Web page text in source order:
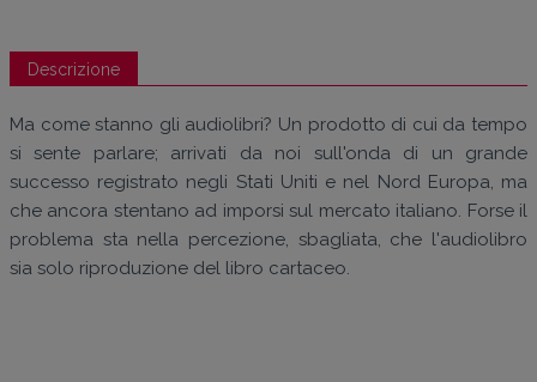
Descrizione
Ma come stanno gli audiolibri? Un prodotto di cui da tempo
si sente parlare; arrivati da noi sull'onda di un grande
successo registrato negli Stati Uniti e nel Nord Europa, ma
che ancora stentano ad imporsi sul mercato italiano. Forse il
problema sta nella percezione, sbagliata, che l'audiolibro
sia solo riproduzione del libro cartaceo.